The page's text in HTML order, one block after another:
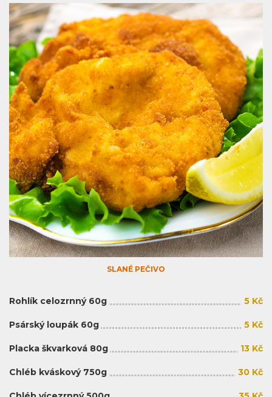
SLANÉ PEČIVO
Rohlík celozrnný 60g 5 Kč
Psárský loupák 60g 5 Kč
Placka škvarková 80g 13 Kč
Chléb kváskový 750g 30 Kč